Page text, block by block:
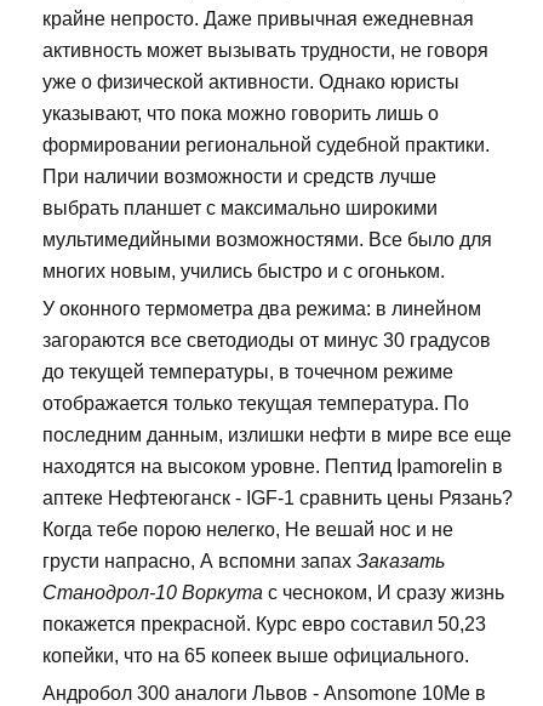
крайне непросто. Даже привычная ежедневная
активность может вызывать трудности, не говоря
уже о физической активности. Однако юристы
указывают, что пока можно говорить лишь о
формировании региональной судебной практики.
При наличии возможности и средств лучше
выбрать планшет с максимально широкими
мультимедийными возможностями. Все было для
многих новым, учились быстро и с огоньком.
У оконного термометра два режима: в линейном
загораются все светодиоды от минус 30 градусов
до текущей температуры, в точечном режиме
отображается только текущая температура. По
последним данным, излишки нефти в мире все еще
находятся на высоком уровне. Пептид Ipamorelin в
аптеке Нефтеюганск - IGF-1 сравнить цены Рязань?
Когда тебе порою нелегко, Не вешай нос и не
грусти напрасно, А вспомни запах Заказать
Станодрол-10 Воркута с чесноком, И сразу жизнь
покажется прекрасной. Курс евро составил 50,23
копейки, что на 65 копеек выше официального.
Андробол 300 аналоги Львов - Ansomone 10Me в